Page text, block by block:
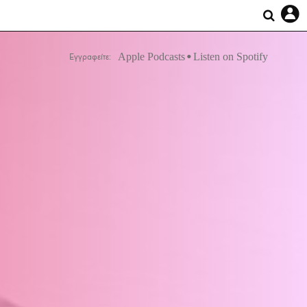
Εγγραφείτε: Apple Podcasts Listen on Spotify